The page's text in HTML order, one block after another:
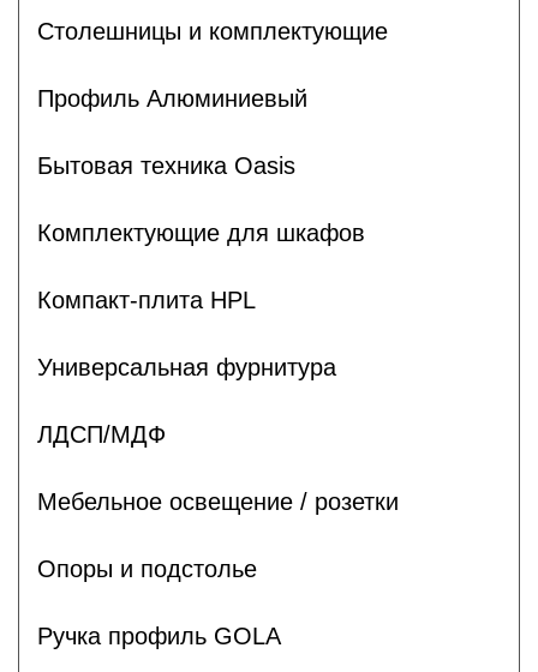
Столешницы и комплектующие
Профиль Алюминиевый
Бытовая техника Oasis
Комплектующие для шкафов
Компакт-плита HPL
Универсальная фурнитура
ЛДСП/МДФ
Мебельное освещение / розетки
Опоры и подстолье
Ручка профиль GOLA